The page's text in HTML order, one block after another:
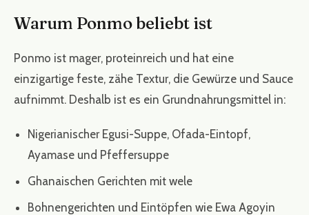
Warum Ponmo beliebt ist
Ponmo ist mager, proteinreich und hat eine
einzigartige feste, zähe Textur, die Gewürze und Sauce
aufnimmt. Deshalb ist es ein Grundnahrungsmittel in:
Nigerianischer Egusi-Suppe, Ofada-Eintopf,
Ayamase und Pfeffersuppe
Ghanaischen Gerichten mit wele
Bohnengerichten und Eintöpfen wie Ewa Agoyin